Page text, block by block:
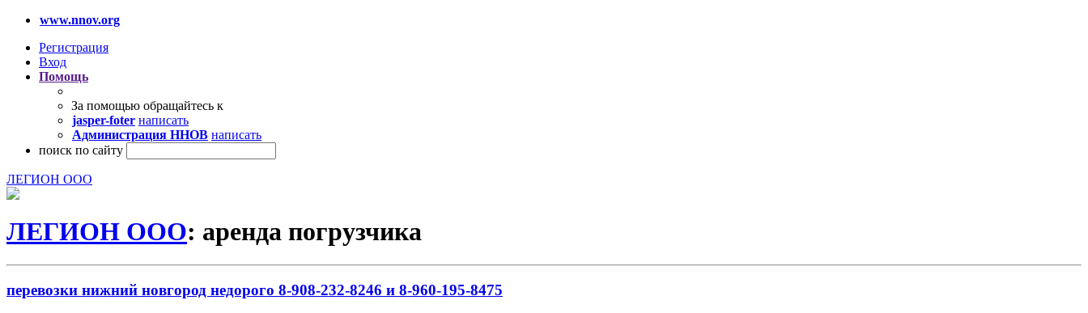
www.nnov.org
Регистрация
Вход
Помощь
За помощью обращайтесь к
jasper-foter написать
Администрация ННОВ написать
поиск по сайту
ЛЕГИОН ООО
ЛЕГИОН ООО: аренда погрузчика
перевозки нижний новгород недорого 8-908-232-8246 и 8-960-195-8475